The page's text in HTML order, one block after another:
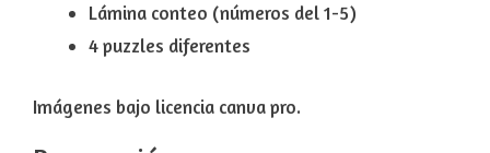
Lámina conteo (números del 1-5)
4 puzzles diferentes
Imágenes bajo licencia canva pro.